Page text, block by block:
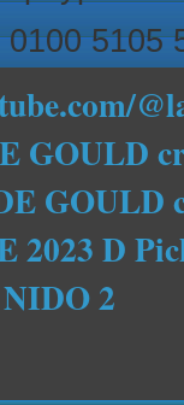
5105
GOULD
GOULD
2023 D
2